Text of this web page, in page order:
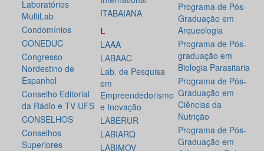
Laboratórios
MultiLab
Condomínios
CONEDUC
Congresso
Nordestino de
Espanhol
Conselho Editorial
da Rádio e TV UFS
CONSELHOS
Conselhos
Superiores
ITABAIANA
L
LAAA
LABAAC
Lab. de Pesquisa
em
Empreendedorismo
e Inovação
LABERUR
LABIARQ
LABIMOV
Programa de Pós-
Graduação em
Arqueologia
Programa de Pós-
graduação em
Biologia Parasitaria
Programa de Pós-
Graduação em
Ciências da
Nutrição
Programa de Pós-
Graduação em